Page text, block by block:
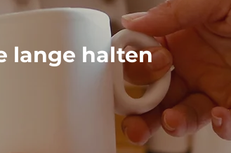
lange halten